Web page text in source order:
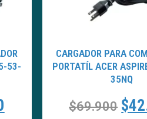
53-
CARGADOR PARA
PORTATÍL ACER
35NQ
$69.900 $